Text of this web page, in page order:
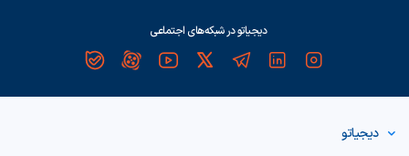
دیجیاتو در شبکه‌های اجتماعی
دیجیاتو